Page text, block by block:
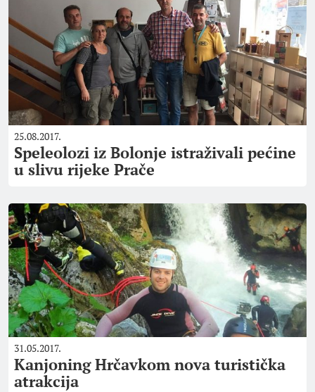
25.08.2017.
Speleolozi iz Bolonje istraživali pećine
u slivu rijeke Prače
31.05.2017.
Kanjoning Hrčavkom nova turistička
atrakcija